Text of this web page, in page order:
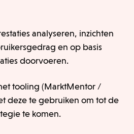
analyseren, inzichten
en op basis
doorvoeren.
tooling (MarktMentor /
deze te gebruiken om tot de
te komen.